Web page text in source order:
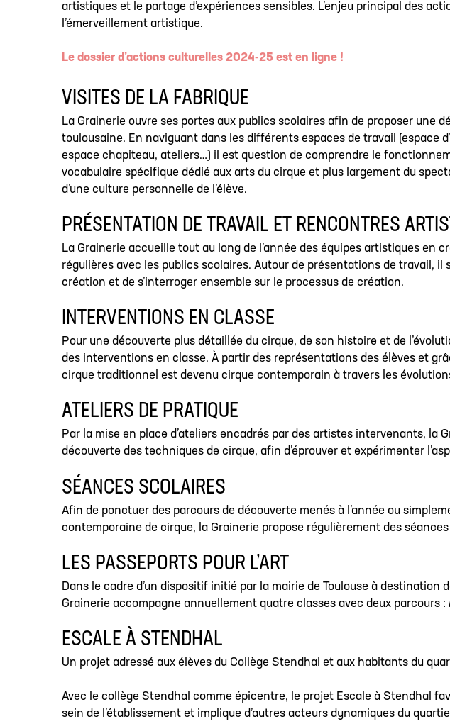
artistiques et le partage d’expériences sensibles. L’enjeu principal des
l’émerveillement artistique.
Le dossier d’actions culturelles 2024-25 est en ligne !
VISITES DE LA FABRIQUE
La Grainerie ouvre ses portes aux publics scolaires afin de proposer une
toulousaine. En naviguant dans les différents espaces de travail (espace
espace chapiteau, ateliers…) il est question de comprendre le
vocabulaire spécifique dédié aux arts du cirque et plus largement du
d’une culture personnelle de l’élève.
PRÉSENTATION DE TRAVAIL ET RENCONTRES
La Grainerie accueille tout au long de l’année des équipes artistiques en
régulières avec les publics scolaires. Autour de présentations de travail, il
création et de s’interroger ensemble sur le processus de création.
INTERVENTIONS EN CLASSE
Pour une découverte plus détaillée du cirque, de son histoire et de
des interventions en classe. À partir des représentations des élèves et
cirque traditionnel est devenu cirque contemporain à travers les
ATELIERS DE PRATIQUE
Par la mise en place d’ateliers encadrés par des artistes intervenants, la
découverte des techniques de cirque, afin d’éprouver et expérimenter
SÉANCES SCOLAIRES
Afin de ponctuer des parcours de découverte menés à l’année ou
contemporaine de cirque, la Grainerie propose régulièrement des
LES PASSEPORTS POUR L’ART
Dans le cadre d’un dispositif initié par la mairie de Toulouse à
Grainerie accompagne annuellement quatre classes avec deux parcours :
ESCALE À STENDHAL
Un projet adressé aux élèves du Collège Stendhal et aux habitants du
Avec le collège Stendhal comme épicentre, le projet Escale à Stendhal
sein de l’établissement et implique d’autres acteurs dynamiques du